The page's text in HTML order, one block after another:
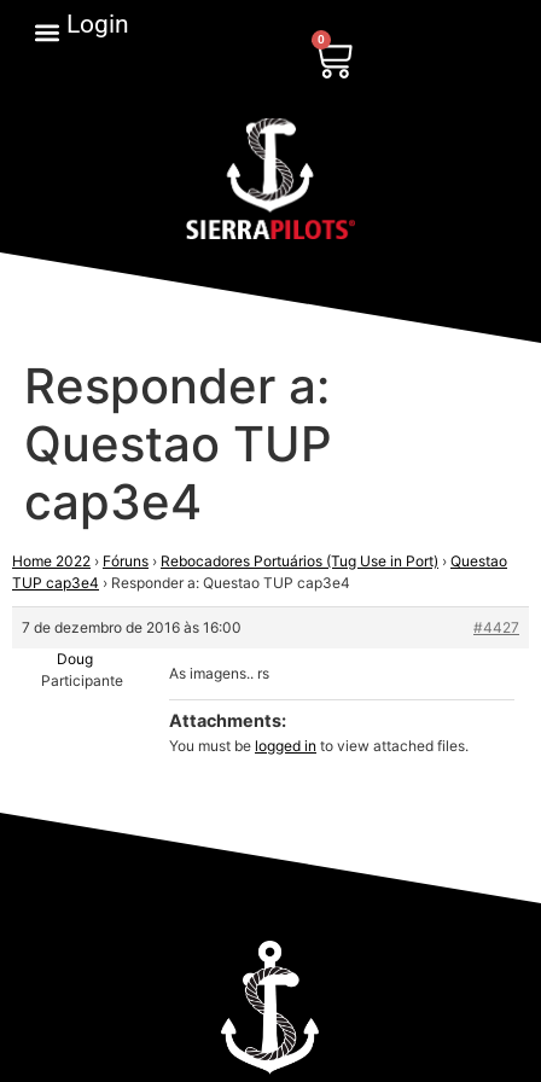
Login
0
Responder a:
Questao TUP
cap3e4
Home 2022 › Fóruns › Rebocadores Portuários (Tug Use in Port) › Questao
TUP cap3e4 › Responder a: Questao TUP cap3e4
7 de dezembro de 2016 às 16:00
#4427
Doug
Participante
As imagens.. rs
Attachments:
You must be logged in to view attached files.